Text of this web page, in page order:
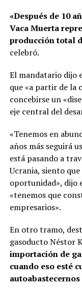
«Después de 10
Vaca Muerta
producción total
celebró.
El mandatario dijo
que «a partir de la
concebirse un
eje central del
«Tenemos en
años más seguirá
está pasando a
Ucrania, siento
oportunidad», dijo
«tenemos que
empresarios».
En otro tramo,
gasoducto Néstor
importación de
cuando eso esté